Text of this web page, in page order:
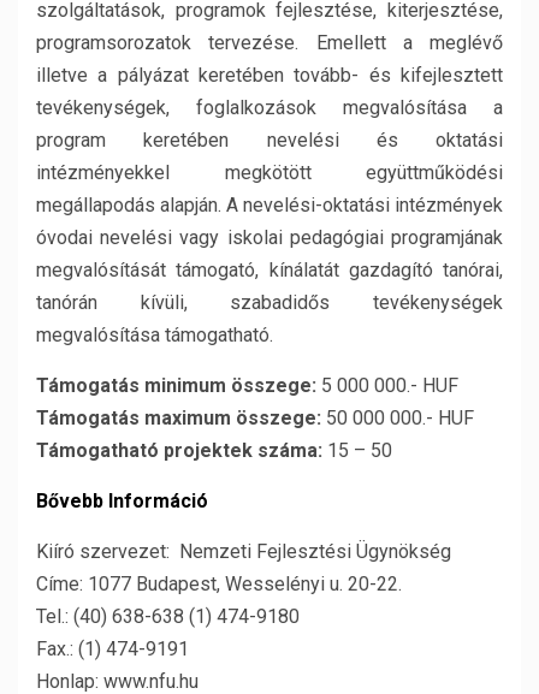
szolgáltatások, programok fejlesztése, kiterjesztése,
programsorozatok tervezése. Emellett a meglévő
illetve a pályázat keretében tovább- és kifejlesztett
tevékenységek, foglalkozások megvalósítása a
program keretében nevelési és oktatási
intézményekkel megkötött együttműködési
megállapodás alapján. A nevelési-oktatási intézmények
óvodai nevelési vagy iskolai pedagógiai programjának
megvalósítását támogató, kínálatát gazdagító tanórai,
tanórán kívüli, szabadidős tevékenységek
megvalósítása támogatható.
Támogatás minimum összege: 5 000 000.- HUF
Támogatás maximum összege: 50 000 000.- HUF
Támogatható projektek száma: 15 – 50
Bővebb Információ
Kiíró szervezet: Nemzeti Fejlesztési Ügynökség
Címe: 1077 Budapest, Wesselényi u. 20-22.
Tel.: (40) 638-638 (1) 474-9180
Fax.: (1) 474-9191
Honlap: www.nfu.hu